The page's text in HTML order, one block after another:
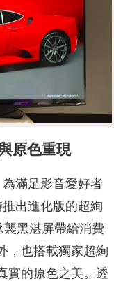
原色重現
滿足影音愛好者
出進化版的超絢
黑湛屏帶給消費
，也搭載獨家超絢
實的原色之美。透